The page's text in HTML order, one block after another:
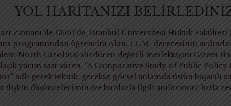
YOL HARİTANIZI
Zamanı ile 13:00’de, İstanbul Üniversitesi Hukuk
programından öğrencim olan, LL.M. derecesinin
North Carolina) sürdüren değerli meslektaşım Gizem
yarım saat süren, “A Comparative Study of Public
adlı gerek teknik, gerekse görsel anlamda üstün başarılı
ilişkin düşüncelerimin (ve bunlarla ilgili anılarımın) hızla